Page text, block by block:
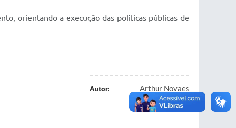
orientando a execução das políticas públicas de
Autor: Arthur Novaes